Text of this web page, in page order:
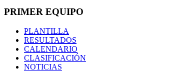
PRIMER EQUIPO
PLANTILLA
RESULTADOS
CALENDARIO
CLASIFICACIÓN
NOTICIAS